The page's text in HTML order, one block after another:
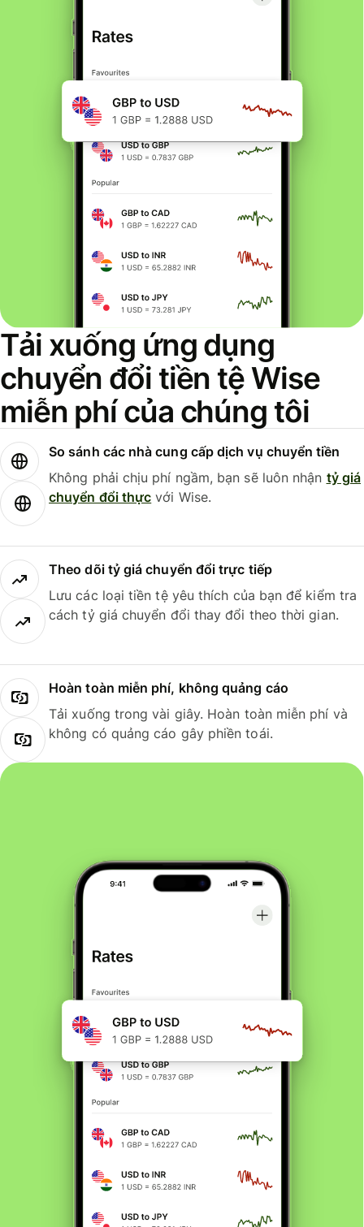
Tải xuống ứng dụng
chuyển đổi tiền tệ Wise
miễn phí của chúng tôi
So sánh các nhà cung cấp dịch vụ chuyển tiền
Không phải chịu phí ngầm, bạn sẽ luôn nhận tỷ giá
chuyển đổi thực với Wise.
Theo dõi tỷ giá chuyển đổi trực tiếp
Lưu các loại tiền tệ yêu thích của bạn để kiểm tra
cách tỷ giá chuyển đổi thay đổi theo thời gian.
Hoàn toàn miễn phí, không quảng cáo
Tải xuống trong vài giây. Hoàn toàn miễn phí và
không có quảng cáo gây phiền toái.